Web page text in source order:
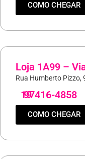
COMO CHEGAR
Loja 1A99 –
Rua Humberto
19
97416-4858
COMO CHEGAR